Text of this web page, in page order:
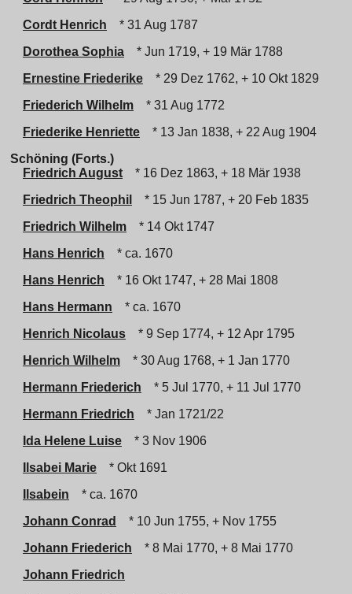
Cordt Henrich
* 31 Aug 1787
Dorothea Sophia
* Jun 1719, + 19 Mär 1788
Ernestine Friederike
* 29 Dez 1762, + 10 Okt 1829
Friederich Wilhelm
* 31 Aug 1772
Friederike Henriette
* 13 Jan 1838, + 22 Aug 1904
Schöning (Forts.)
Friedrich August
* 16 Dez 1863, + 18 Mär 1938
Friedrich Theophil
* 15 Jun 1787, + 20 Feb 1835
Friedrich Wilhelm
* 14 Okt 1747
Hans Henrich
* ca. 1670
Hans Henrich
* 16 Okt 1747, + 28 Mai 1808
Hans Hermann
* ca. 1670
Henrich Nicolaus
* 9 Sep 1774, + 12 Apr 1795
Henrich Wilhelm
* 30 Aug 1768, + 1 Jan 1770
Hermann Friederich
* 5 Jul 1770, + 11 Jul 1770
Hermann Friedrich
* Jan 1721/22
Ida Helene Luise
* 3 Nov 1906
Ilsabei Marie
* Okt 1691
Ilsabein
* ca. 1670
Johann Conrad
* 10 Jun 1755, + Nov 1755
Johann Friederich
* 8 Mai 1770, + 8 Mai 1770
Johann Friedrich